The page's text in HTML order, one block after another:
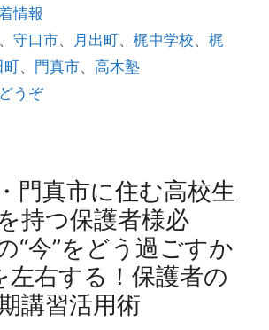
情報
、守口市、 月出町、梶中学校、梶
町、 門真市、 高木塾
うぞ
門真市に住む高校生
持つ保護者様必
“今”をどう過ごすか
左右する！保護者の
講習活用術